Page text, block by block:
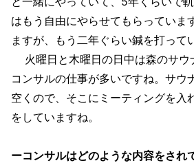
はもう自由にやらせてもらっていま
ますが、もう二年ぐらい鍼を打って
火曜日と木曜日の日中は森のサウ
コンサルの仕事が多いですね。サウ
空くので、そこにミーティングを入
をしていますね。
ーコンサルはどのような内容をされ